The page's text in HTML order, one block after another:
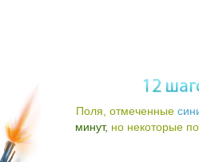
Поля, отмеченные
минут, но некоторые